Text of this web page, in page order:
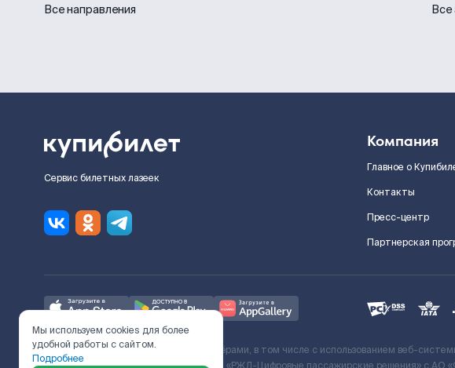
Все направления
Все
Сервис билетных лазеек
Компания
Главное о
Контакты
Пресс-центр
Партнерская
Ж/Д билеты предоставляются партнёрами, в том числе с использованием веб-
Мы используем cookies для более
удобной работы с сайтом.
Подробнее